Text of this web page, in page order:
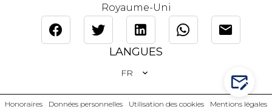
Royaume-Uni
LANGUES
FR
Honoraires Données personnelles Utilisation des cookies Mentions légales